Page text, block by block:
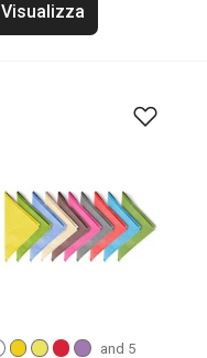
Visualizza
and 5